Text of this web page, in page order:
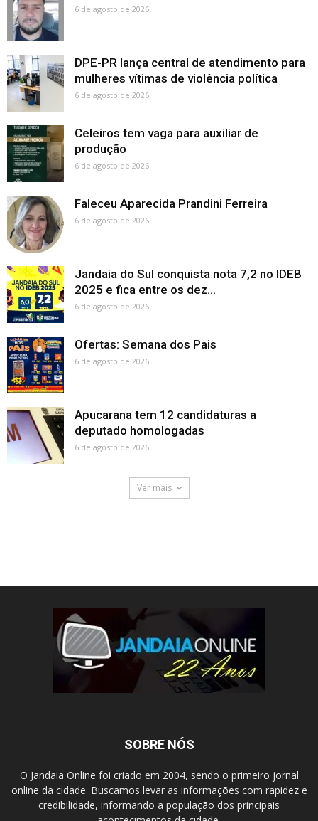
6 de agosto de 2026
DPE-PR lança central de atendimento para
mulheres vítimas de violência política
6 de agosto de 2026
Celeiros tem vaga para auxiliar de
produção
6 de agosto de 2026
Faleceu Aparecida Prandini Ferreira
6 de agosto de 2026
Jandaia do Sul conquista nota 7,2 no IDEB
2025 e fica entre os dez...
6 de agosto de 2026
Ofertas: Semana dos Pais
6 de agosto de 2026
Apucarana tem 12 candidaturas a
deputado homologadas
6 de agosto de 2026
Ver mais
SOBRE NÓS
O Jandaia Online foi criado em 2004, sendo o primeiro jornal
online da cidade. Buscamos levar as informações com rapidez e
credibilidade, informando a população dos principais